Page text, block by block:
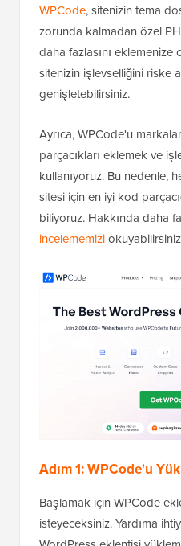
WPCode, sitenizin tema
zorunda kalmadan özel
daha fazlasını eklemenize
sitenizin işlevselliğini riske
genişletebilirsiniz.
Ayrıca, WPCode'u
parçacıkları eklemek ve
kullanıyoruz. Bu nedenle,
sitesi için en iyi kod
biliyoruz. Hakkında daha
incelememizi
Adım 1: WPCode'u
Başlamak için WPCode
isteyeceksiniz. Yardıma